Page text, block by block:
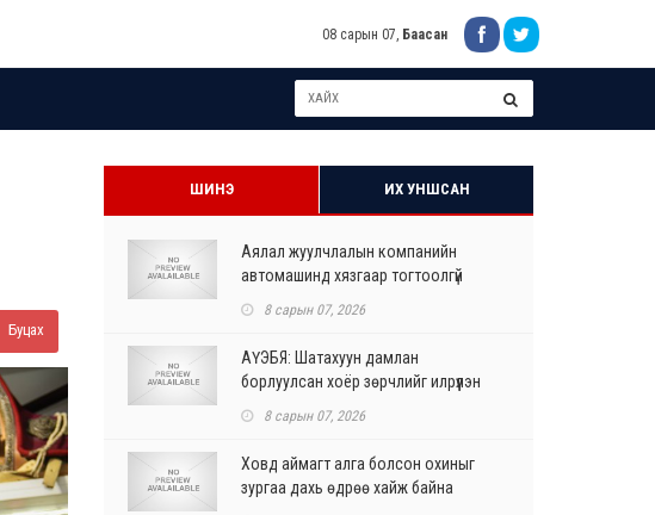
08 сарын 07, Баасан
Буцах
ШИНЭ ИХ УНШСАН
Аялал жуулчлалын компанийн
автомашинд хязгаар тогтоолгүй
8 сарын 07, 2026
АҮЭБЯ: Шатахуун дамлан
борлуулсан хоёр зөрчлийг илрүүлэн
8 сарын 07, 2026
Ховд аймагт алга болсон охиныг
зургаа дахь өдрөө хайж байна